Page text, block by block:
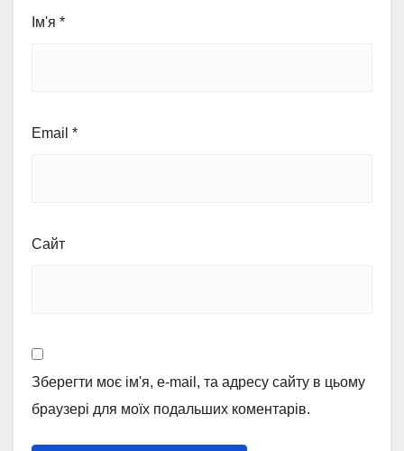
Ім'я *
Email *
Сайт
Зберегти моє ім'я, e-mail, та адресу сайту в цьому
браузері для моїх подальших коментарів.